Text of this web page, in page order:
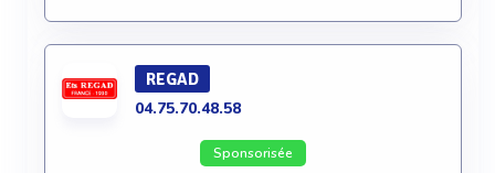
REGAD
04.75.70.48.58
Sponsorisée